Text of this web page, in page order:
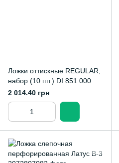
Ложки оттискные REGULAR,
набор (10 шт.) DI.851.000
2 014.40 грн